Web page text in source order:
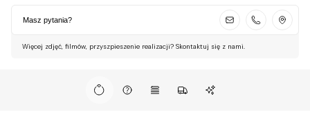
Masz pytania?
Więcej zdjęć, filmów, przyszpieszenie realizacji? Skontaktuj się z nami.